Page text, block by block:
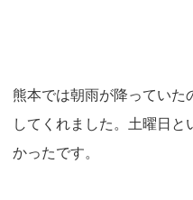
熊本では朝雨が降っていた
してくれました。土曜日
かったです。